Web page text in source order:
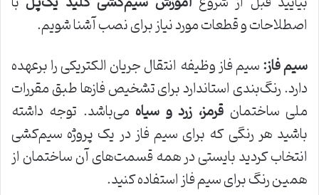
اصطلاحات و قطعات مورد نیاز برای نصب آشنا شویم.
سیمفاز:سیم فاز وظیفه انتقال جریان الکتریکی را برعهده
دارد. رنگ‌بندی استاندارد برای تشخیص فازها طبق مقررات
ملی ساختمان قرمز، زرد و سیاه می‌باشد. توجه داشته
باشید هر رنگی که برای سیم فاز در یک پروژه سیم‌کشی
انتخاب کردید بایستی در همه قسمت‌های آن ساختمان از
همین رنگ برای سیم فاز استفاده کنید.